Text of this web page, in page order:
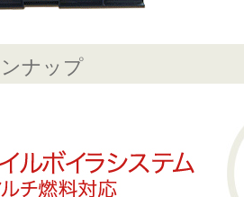
ナップ